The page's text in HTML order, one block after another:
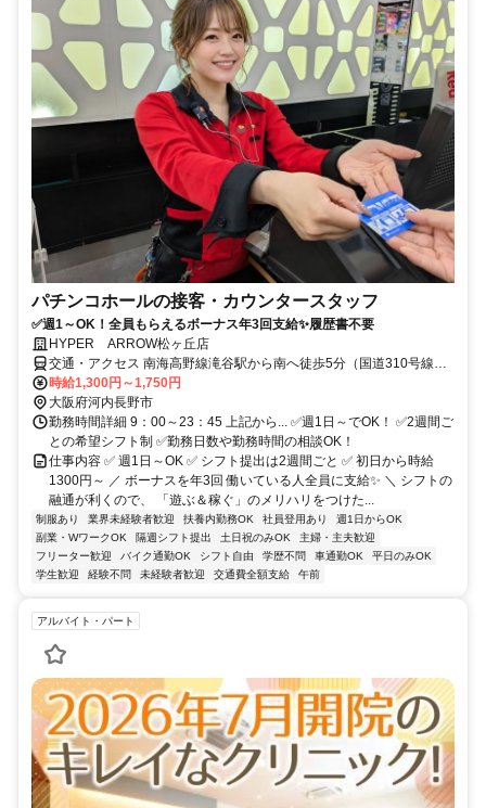
パチンコホールの接客・カウンタースタッフ
✅週1～OK！全員もらえるボーナス年3回支給✨️履歴書不要
HYPER ARROW松ヶ丘店
交通・アクセス 南海高野線滝谷駅から南へ徒歩5分（国道310号線沿
い）
時給1,300円～1,750円
大阪府河内長野市
勤務時間詳細 9：00～23：45 上記から... ✅週1日～でOK！ ✅2週間ご
との希望シフト制 ✅勤務日数や勤務時間の相談OK！
仕事内容 ✅ 週1日～OK ✅ シフト提出は2週間ごと ✅ 初日から時給
1300円～ ／ ボーナスを年3回 働いている人全員に支給✨️ ＼ シフトの
融通が利くので、 「遊ぶ＆稼ぐ」のメリハリをつけた...
制服あり 業界未経験者歓迎 扶養内勤務OK 社員登用あり
週1日からOK
副業・WワークOK
隔週シフト提出 土日祝のみOK
主婦・主夫歓迎
フリーター歓迎
バイク通勤OK シフト自由 学歴不問 車通勤OK
平日のみOK
学生歓迎
経験不問 未経験者歓迎 交通費全額支給 午前
アルバイト・パート